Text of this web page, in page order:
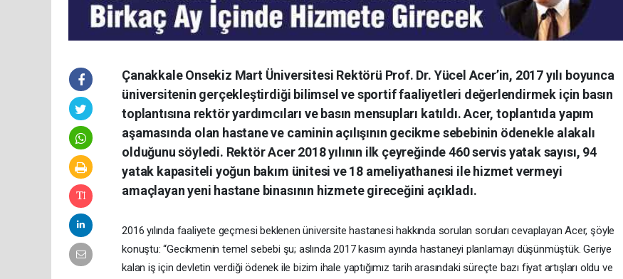
Çanakkale Onsekiz Mart Üniversitesi Rektörü Prof. Dr. Yücel Acer’in, 2017 yılı boyunca
üniversitenin gerçekleştirdiği bilimsel ve sportif faaliyetleri değerlendirmek için basın
toplantısına rektör yardımcıları ve basın mensupları katıldı. Acer, toplantıda yapım
aşamasında olan hastane ve caminin açılışının gecikme sebebinin ödenekle alakalı
olduğunu söyledi. Rektör Acer 2018 yılının ilk çeyreğinde 460 servis yatak sayısı, 94
yatak kapasiteli yoğun bakım ünitesi ve 18 ameliyathanesi ile hizmet vermeyi
amaçlayan yeni hastane binasının hizmete gireceğini açıkladı.
2016 yılında faaliyete geçmesi beklenen üniversite hastanesi hakkında sorulan soruları cevaplayan Acer, şöyle
konuştu: “Gecikmenin temel sebebi şu; aslında 2017 kasım ayında hastaneyi planlamayı düşünmüştük. Geriye
kalan iş için devletin verdiği ödenek ile bizim ihale yaptığımız tarih arasındaki süreçte bazı fiyat artışları oldu ve